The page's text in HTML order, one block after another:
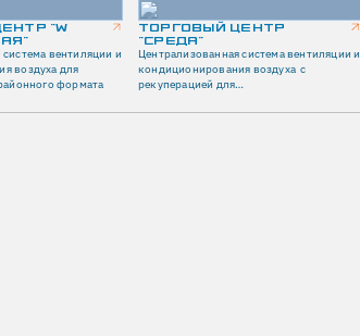
"W
вентиляции и
воздуха для
формата
ТОРГОВЫЙ ЦЕНТР
"СРЕДА"
Централизованная система вентиляции и
кондиционирования воздуха с
рекуперацией для
центра